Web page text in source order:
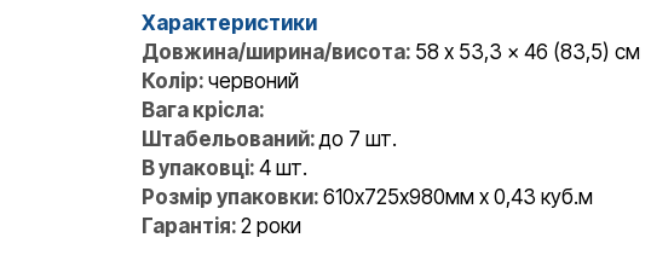
Характеристики
Довжина/ширина/висота: 58 x 53,3 x 46 (83,5) см
Колір: червоний
Вага крісла:
Штабельований:до 7 шт.
В упаковці: 4 шт.
Розмір упаковки: 610х725х980мм x 0,43 куб.м
Гарантія: 2 роки